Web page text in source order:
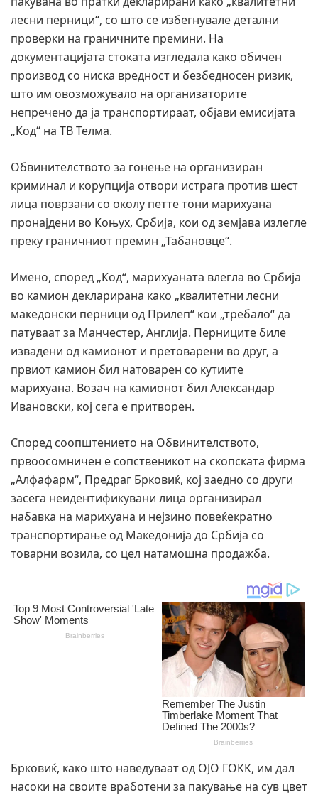
лесни перници“, со што се избегнувале детални
проверки на граничните премини. На
документацијата стоката изгледала како обичен
производ со ниска вредност и безбедносен ризик,
што им овозможувало на организаторите
непречено да ја транспортираат, објави емисијата
„Код“ на ТВ Телма.
Обвинителството за гонење на организиран
криминал и корупција отвори истрага против шест
лица поврзани со околу петте тони марихуана
пронајдени во Коњух, Србија, кои од земјава излегле
преку граничниот премин „Табановце“.
Имено, според „Код“, марихуаната влегла во Србија
во камион декларирана како „квалитетни лесни
македонски перници од Прилеп“ кои „требало“ да
патуваат за Манчестер, Англија. Перниците биле
извадени од камионот и претоварени во друг, а
првиот камион бил натоварен со кутиите
марихуана. Возач на камионот бил Александар
Ивановски, кој сега е притворен.
Според соопштението на Обвинителството,
првоосомничен е сопственикот на скопската фирма
„Алфафарм“, Предраг Брковиќ, кој заедно со други
засега неидентификувани лица организирал
набавка на марихуана и нејзино повеќекратно
транспортирање од Македонија до Србија со
товарни возила, со цел натамошна продажба.
Брковиќ, како што наведуваат од ОЈО ГОКК, им дал
насоки на своите вработени за пакување на сув цвет